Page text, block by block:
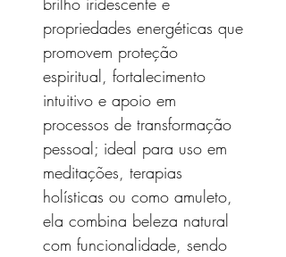
propriedades energéticas que
promovem proteção
espiritual, fortalecimento
intuitivo e apoio em
processos de transformação
pessoal; ideal para uso em
meditações, terapias
holísticas ou como amuleto,
ela combina beleza natural
com funcionalidade, sendo